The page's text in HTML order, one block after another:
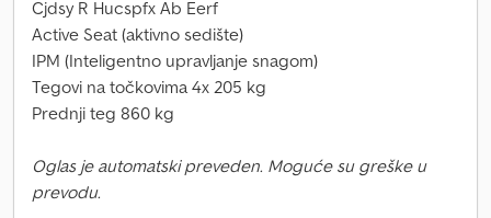
Cjdsy R Hucspfx Ab Eerf
Active Seat (aktivno sedište)
IPM (Inteligentno upravljanje snagom)
Tegovi na točkovima 4x 205 kg
Prednji teg 860 kg
Oglas je automatski preveden. Moguće su greške u
prevodu.